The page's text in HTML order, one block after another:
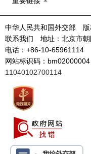
中华人民共和国外交部 版
联系我们 地址：北京市
电话：+86-10-65961114
网站标识码：
11040102700114